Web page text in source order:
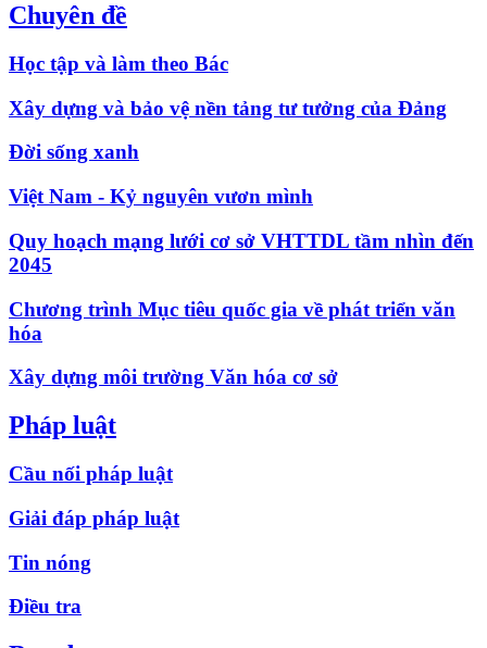
Chuyên đề
Học tập và làm theo Bác
Xây dựng và bảo vệ nền tảng tư tưởng của Đảng
Đời sống xanh
Việt Nam - Kỷ nguyên vươn mình
Quy hoạch mạng lưới cơ sở VHTTDL tầm nhìn đến
2045
Chương trình Mục tiêu quốc gia về phát triển văn
hóa
Xây dựng môi trường Văn hóa cơ sở
Pháp luật
Cầu nối pháp luật
Giải đáp pháp luật
Tin nóng
Điều tra